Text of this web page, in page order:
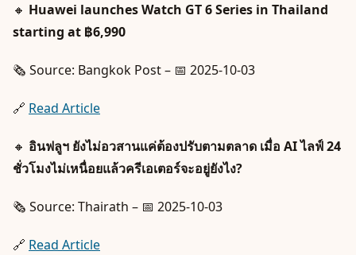
🔸 Huawei launches Watch GT 6 Series in Thailand
starting at ฿6,990
🗞️ Source: Bangkok Post – 📅 2025-10-03
🔗 Read Article
🔸 อินฟลูฯ ยังไม่อวสานแค่ต้องปรับตามตลาด เมื่อ AI ไลฟ์ 24
ชั่วโมงไม่เหนื่อยแล้วครีเอเตอร์จะอยู่ยังไง?
🗞️ Source: Thairath – 📅 2025-10-03
🔗 Read Article